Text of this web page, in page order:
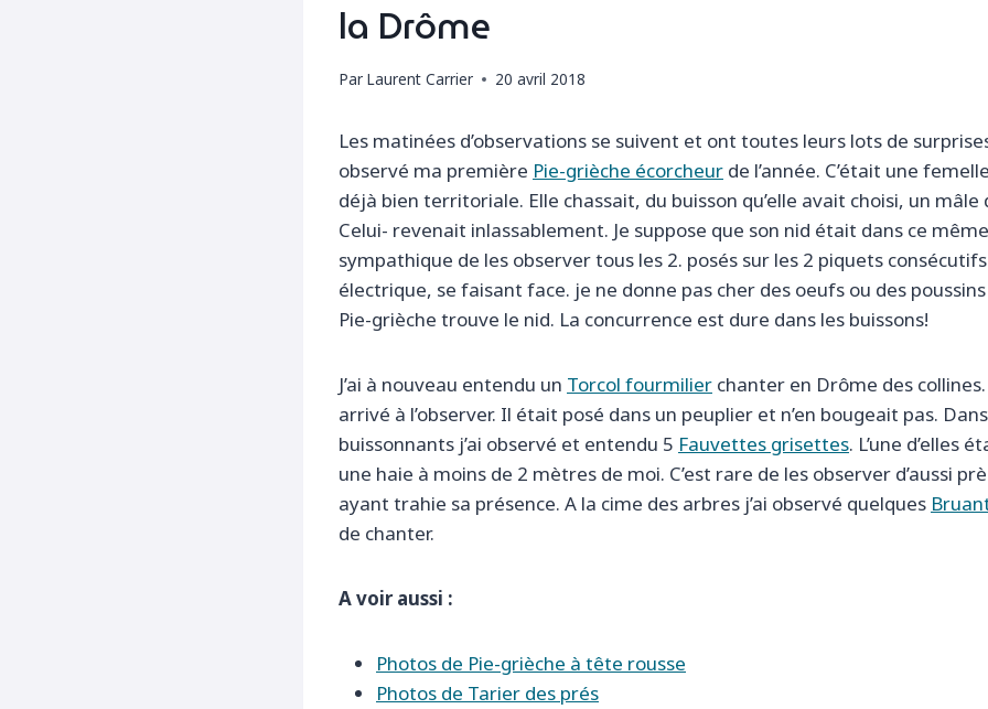
la Drôme
Par Laurent Carrier 20 avril 2018
Les matinées d’observations se suivent et ont toutes leurs lots de
observé ma première Pie-grièche écorcheur de l’année. C’était une
déjà bien territoriale. Elle chassait, du buisson qu’elle avait choisi, un mâle
Celui- revenait inlassablement. Je suppose que son nid était dans ce
sympathique de les observer tous les 2. posés sur les 2 piquets
électrique, se faisant face. je ne donne pas cher des oeufs ou des
Pie-grièche trouve le nid. La concurrence est dure dans les buissons!
J’ai à nouveau entendu un Torcol fourmilier chanter en Drôme des
arrivé à l’observer. Il était posé dans un peuplier et n’en bougeait pas.
buissonnants j’ai observé et entendu 5 Fauvettes grisettes. L’une d’elles
une haie à moins de 2 mètres de moi. C’est rare de les observer d’aussi
ayant trahie sa présence. A la cime des arbres j’ai observé quelques
de chanter.
A voir aussi :
Photos de Pie-grièche à tête rousse
Photos de Tarier des prés